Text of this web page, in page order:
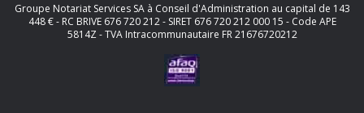
Groupe Notariat Services SA à Conseil d'Administration au capital de 143
448 € - RC BRIVE 676 720 212 - SIRET 676 720 212 000 15 - Code APE
5814Z - TVA Intracommunautaire FR 21676720212